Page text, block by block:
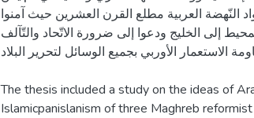
النّهضة العربية مطلع القرن العشرين حيث آمنوا
إلى الخليج ودعوا إلى ضرورة الاتّحاد والتّآلف
الاستعمار الأوربي بجميع الوسائل لتحرير البلاد.
The thesis included a study on the ideas of
Islamicpanislanism of three Maghreb